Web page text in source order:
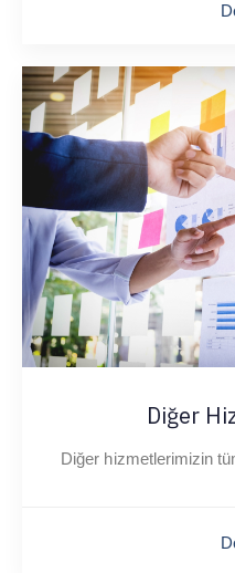
Diğer
Diğer hizmetlerimizin